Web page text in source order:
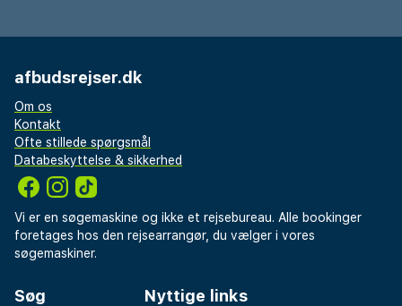
afbudsrejser.dk
Om os
Kontakt
Ofte stillede spørgsmål
Databeskyttelse & sikkerhed
Vi er en søgemaskine og ikke et rejsebureau. Alle bookinger
foretages hos den rejsearrangør, du vælger i vores
søgemaskiner.
Søg Nyttige links